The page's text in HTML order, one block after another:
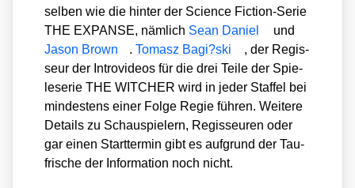
sel­ben wie die hin­ter der Sci­ence Fic­tion-Serie
THE EXPANSE, näm­lich Sean Dani­el
und
Jason Brown
.Tomasz Bagi?ski
, der Regis­
seur der Intro­vi­de­os für die drei Tei­le der Spie­
le­se­rie THE WITCHER wird in jeder Staf­fel bei
min­des­tens einer Fol­ge Regie füh­ren. Wei­te­re
Details zu Schau­spie­lern, Regis­seu­ren oder
gar einen Start­ter­min gibt es auf­grund der Tau­
fri­sche der Infor­ma­ti­on noch nicht.